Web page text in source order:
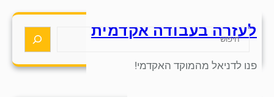
h
לעזרה בעבודה אקדמית
פנו לדניאל מהמוקד האקדמי!
S
a